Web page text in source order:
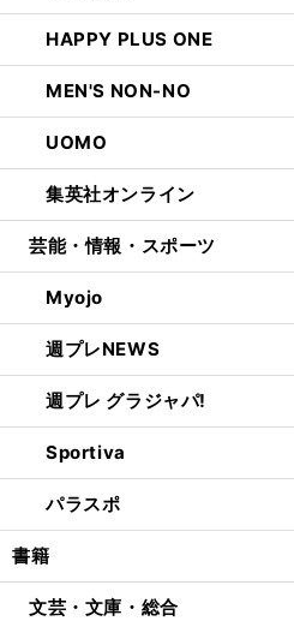
HAPPY PLUS ONE
MEN'S NON-NO
UOMO
集英社オンライン
芸能・情報・スポーツ
Myojo
週プレNEWS
週プレ グラジャパ!
Sportiva
パラスポ
書籍
文芸・文庫・総合